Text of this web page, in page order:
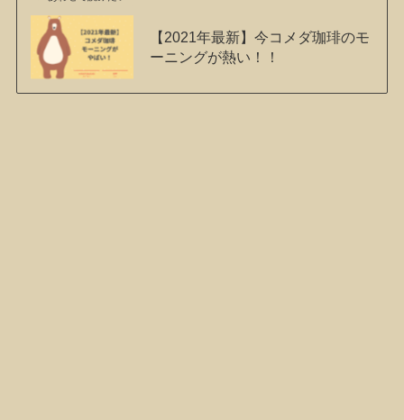
【2021年最新】今コメダ珈琲のモ
ーニングが熱い！！